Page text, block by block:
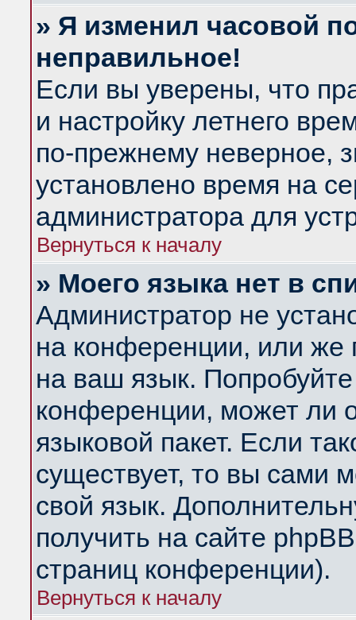
» Я изменил часовой
неправильное!
Если вы уверены, что
и настройку летнего
по-прежнему неверное,
установлено время на
администратора для
Вернуться к началу
» Моего языка нет в
Администратор не
на конференции, или же
на ваш язык.
конференции, может ли
языковой пакет. Если
существует, то вы сами
свой язык.
получить на сайте
страниц конференции).
Вернуться к началу